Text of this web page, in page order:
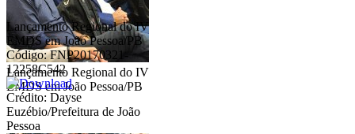
Lançamento Regional do IV
EMDS em João Pessoa/PB
Lançamento Regional do IV
EMDS em João Pessoa/PB
Código: FNP20170321-
12258C542
Crédito: Dayse
Euzébio/Prefeitura de João
Pessoa